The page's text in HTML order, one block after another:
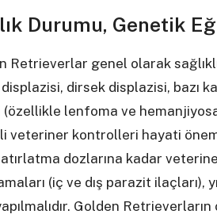
Durumu, Genetik
Retrieverlar genel olarak
dirsek displazisi, bazı
lenfoma ve
veteriner kontrolleri hayati
dozlarına kadar
(iç ve dış parazit
Golden